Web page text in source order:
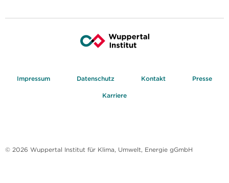
Impressum Datenschutz Kontakt Presse
Karriere
© 2026 Wuppertal Institut für Klima, Umwelt, Energie gGmbH